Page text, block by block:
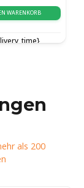
WARENKORB
als 200